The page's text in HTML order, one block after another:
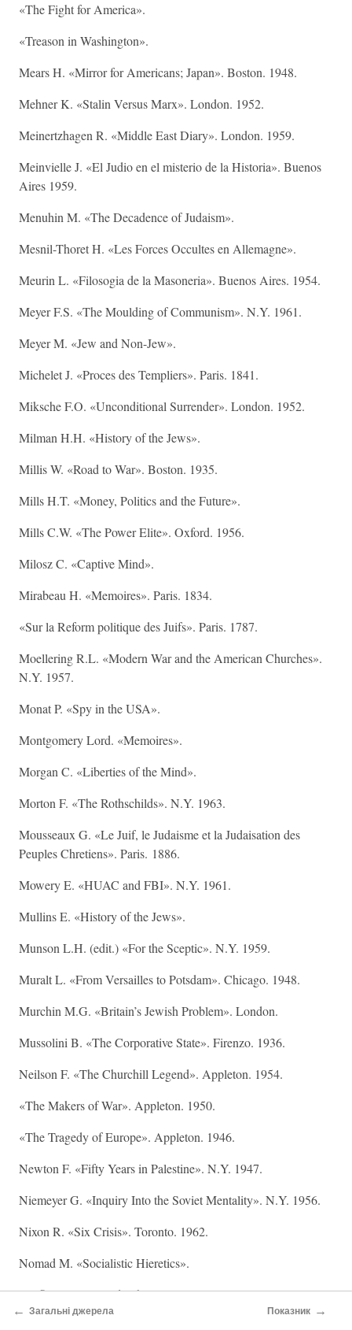
«The Fight for America».
«Treason in Washington».
Mears H. «Mirror for Americans; Japan». Boston. 1948.
Mehner K. «Stalin Versus Marx». London. 1952.
Meinertzhagen R. «Middle East Diary». London. 1959.
Meinvielle J. «El Judio en el misterio de la Historia». Buenos
Aires 1959.
Menuhin M. «The Decadence of Judaism».
Mesnil-Thoret H. «Les Forces Occultes en Allemagne».
Meurin L. «Filosogia de la Masoneria». Buenos Aires. 1954.
Meyer F.S. «The Moulding of Communism». N.Y. 1961.
Meyer M. «Jew and Non-Jew».
Michelet J. «Proces des Templiers». Paris. 1841.
Miksche F.O. «Unconditional Surrender». London. 1952.
Milman H.H. «History of the Jews».
Millis W. «Road to War». Boston. 1935.
Mills H.T. «Money, Politics and the Future».
Mills C.W. «The Power Elite». Oxford. 1956.
Milosz C. «Captive Mind».
Mirabeau H. «Memoires». Paris. 1834.
«Sur la Reform politique des Juifs». Paris. 1787.
Moellering R.L. «Modern War and the American Churches».
N.Y. 1957.
Monat P. «Spy in the USA».
Montgomery Lord. «Memoires».
Morgan C. «Liberties of the Mind».
Morton F. «The Rothschilds». N.Y. 1963.
Mousseaux G. «Le Juif, le Judaisme et la Judaisation des
Peuples Chretiens». Paris. 1886.
Mowery E. «HUAC and FBI». N.Y. 1961.
Mullins E. «History of the Jews».
Munson L.H. (edit.) «For the Sceptic». N.Y. 1959.
Muralt L. «From Versailles to Potsdam». Chicago. 1948.
Murchin M.G. «Britain’s Jewish Problem». London.
Mussolini B. «The Corporative State». Firenzo. 1936.
Neilson F. «The Churchill Legend». Appleton. 1954.
«The Makers of War». Appleton. 1950.
«The Tragedy of Europe». Appleton. 1946.
Newton F. «Fifty Years in Palestine». N.Y. 1947.
Niemeyer G. «Inquiry Into the Soviet Mentality». N.Y. 1956.
Nixon R. «Six Crisis». Toronto. 1962.
Nomad M. «Socialistic Hieretics».
Norfleet M. «Forced School Integration in USA».
← Загальні джерела Показник →